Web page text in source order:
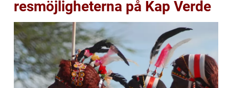
resmöjligheterna på Kap Verde